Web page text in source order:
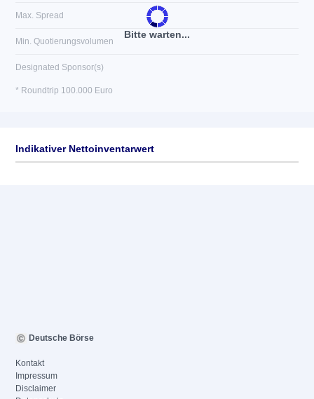
Bitte warten...
Max. Spread
Min. Quotierungsvolumen
Designated Sponsor(s)
* Roundtrip 100.000 Euro
Indikativer Nettoinventarwert
Deutsche Börse
Kontakt
Impressum
Disclaimer